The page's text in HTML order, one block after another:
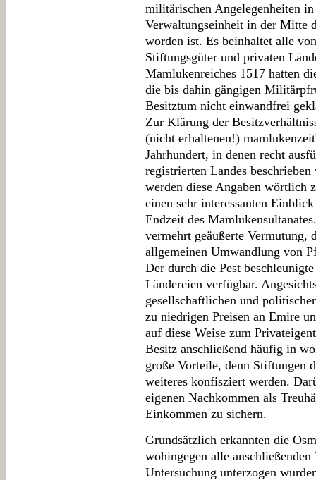
militärischen Angelegenheiten
Verwaltungseinheit in der Mitte
worden ist. Es beinhaltet alle
Stiftungsgüter und privaten
Mamlukenreiches 1517 hatten
die bis dahin gängigen
Besitztum nicht einwandfrei
Zur Klärung der
(nicht erhaltenen!)
Jahrhundert, in denen recht
registrierten Landes
werden diese Angaben wörtlich
einen sehr interessanten
Endzeit des
vermehrt geäußerte Vermutung,
allgemeinen Umwandlung von
Der durch die Pest
Ländereien verfügbar.
gesellschaftlichen und
zu niedrigen Preisen an Emire
auf diese Weise zum
Besitz anschließend häufig in
große Vorteile, denn Stiftungen
weiteres konfisziert werden.
eigenen Nachkommen als
Einkommen zu sichern.
Grundsätzlich erkannten die
wohingegen alle anschließenden
Untersuchung unterzogen